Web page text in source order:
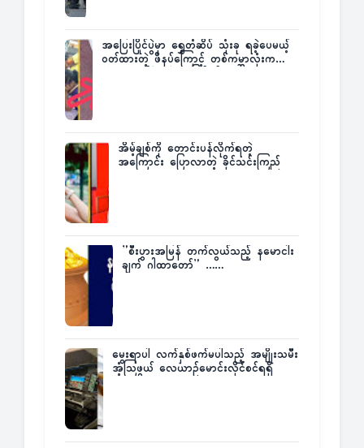
အပြေးပြိုင်ပွဲမှာ ရွှေတံဆိပ် သုံးခု ရခဲ့ပေမယ့်
ဝတ်ထားတဲ့ ဖိနပ်ကြောင့် တစ်ကမ္ဘာလုံးက
အိမ့်ချစ်ကို တောင်းပန်လိုက်ရတဲ့
အကြောင်း ပြောလာတဲ့ ခိုင်သင်းကြည်
”စီးပွားအမြန် တက်လွယ်သည့် နမောငါး
ချက် ဂါထာတော်” ……
မွေးရာပါ လက်နှစ်ဖက်မပါသည့် အမျိုးသမီး
အံ့သြဖွယ် လေယာဉ်မောင်းလိုင်စင်ရရှိ